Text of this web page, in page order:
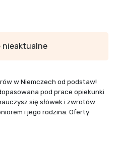
nieaktualne
w Niemczech od podstaw!
pod prace opiekunki
się słówek i zwrotów
i jego rodzina. Oferty